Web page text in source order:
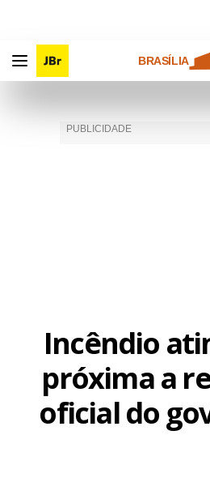
BRASÍLIA
Incêndio
próxima a
oficial do